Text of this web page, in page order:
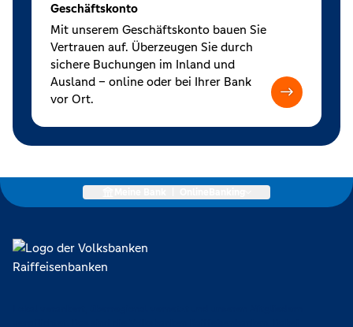
Geschäftskonto
Mit unserem Geschäftskonto bauen Sie
Vertrauen auf. Überzeugen Sie durch
sichere Buchungen im Inland und
Ausland – online oder bei Ihrer Bank
vor Ort.